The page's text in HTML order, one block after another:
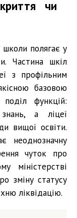
чи
полягає у
Частина шкіл
з профільним
базовою
функцій:
а ліцеї
вищої освіти.
неоднозначну
чуток про
міністерстві
зміну статусу
ліквідацію.